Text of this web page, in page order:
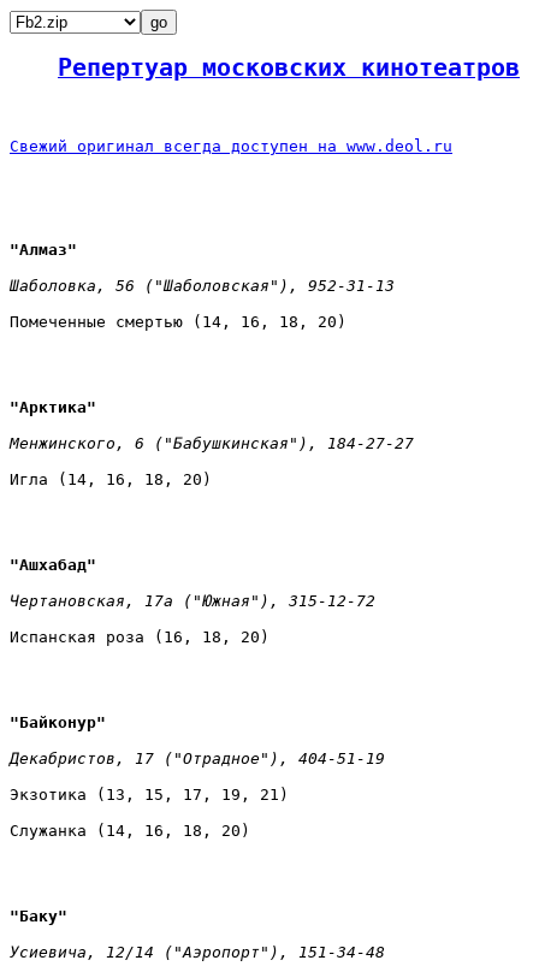
Репертуар московских кинотеатров
Свежий оригинал всегда доступен на www.deol.ru
"Алмаз"
Шаболовка, 56 ("Шаболовская"), 952-31-13
Помеченные смертью (14, 16, 18, 20)
"Арктика"
Менжинского, 6 ("Бабушкинская"), 184-27-27
Игла (14, 16, 18, 20)
"Ашхабад"
Чертановская, 17а ("Южная"), 315-12-72
Испанская роза (16, 18, 20)
"Байконур"
Декабристов, 17 ("Отрадное"), 404-51-19
Экзотика (13, 15, 17, 19, 21)
Служанка (14, 16, 18, 20)
"Баку"
Усиевича, 12/14 ("Аэропорт"), 151-34-48